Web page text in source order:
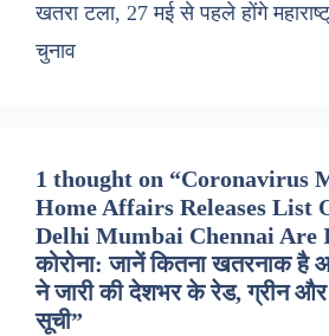
खतरा टला, 27 मई से पहले होंगे
चुनाव
1 thought on “Coronavirus
Home Affairs Releases List
Delhi Mumbai Chennai Are
कोरोना: जानें कितना खतरनाक है
ने जारी की देशभर के रेड, ग्रीन
सूची”